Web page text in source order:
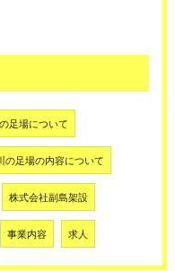
足場について
の足場の内容について
株式会社副島架設
事業内容 求人